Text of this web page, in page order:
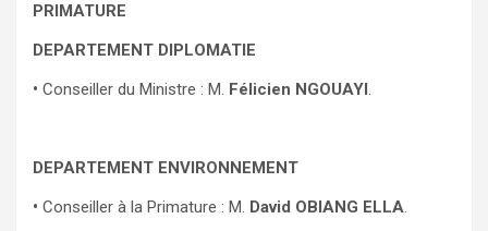
PRIMATURE
DEPARTEMENT DIPLOMATIE
• Conseiller du Ministre : M. Félicien NGOUAYI.
DEPARTEMENT ENVIRONNEMENT
• Conseiller à la Primature : M. David OBIANG ELLA.